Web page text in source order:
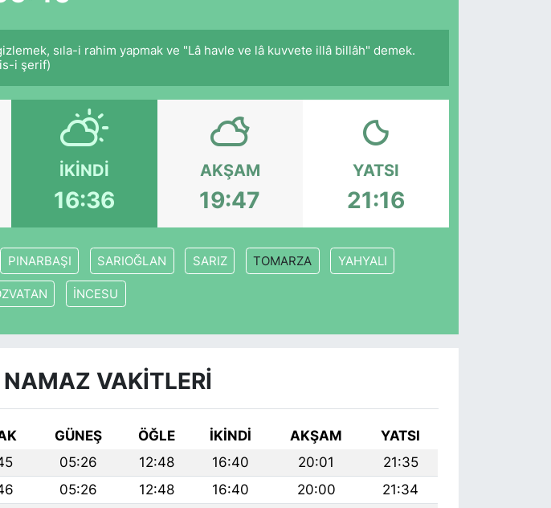
sıla-i rahim yapmak ve "Lâ havle ve lâ kuvvete illâ billâh" demek.
i şerif)
İKINDI
16:36
AKŞAM
19:47
YATSI
21:16
PINARBAŞI SARIOĞLAN SARIZ TOMARZA YAHYALI
İNCESU
VAKITLERI
GÜNEŞ ÖĞLE İKINDI AKŞAM
YATSI
05:26 12:48 16:40 20:01
21:35
05:26 12:48 16:40 20:00
21:34